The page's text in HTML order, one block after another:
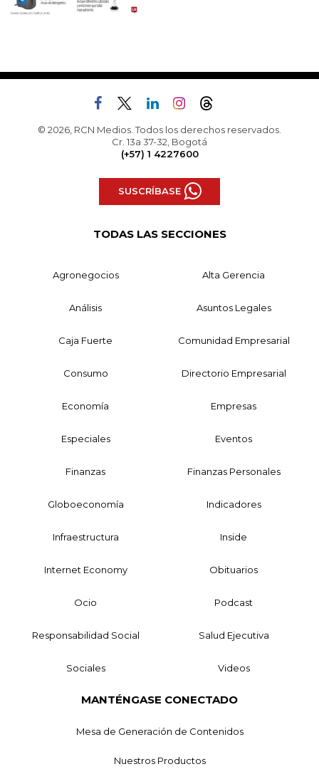
© 2026, RCN Medios. Todos los derechos reservados.
Cr. 13a 37-32, Bogotá
(+57) 1 4227600
SUSCRÍBASE
TODAS LAS SECCIONES
Agronegocios Alta Gerencia
Análisis Asuntos Legales
Caja Fuerte Comunidad Empresarial
Consumo Directorio Empresarial
Economía Empresas
Especiales Eventos
Finanzas Finanzas Personales
Globoeconomía Indicadores
Infraestructura Inside
Internet Economy Obituarios
Ocio Podcast
Responsabilidad Social Salud Ejecutiva
Sociales Videos
MANTÉNGASE CONECTADO
Mesa de Generación de Contenidos
Nuestros Productos